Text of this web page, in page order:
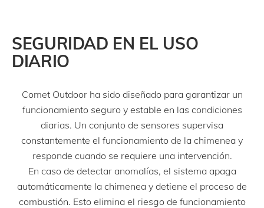
SEGURIDAD EN EL USO
DIARIO
Comet Outdoor ha sido diseñado para garantizar un
funcionamiento seguro y estable en las condiciones
diarias. Un conjunto de sensores supervisa
constantemente el funcionamiento de la chimenea y
responde cuando se requiere una intervención.
En caso de detectar anomalías, el sistema apaga
automáticamente la chimenea y detiene el proceso de
combustión. Esto elimina el riesgo de funcionamiento